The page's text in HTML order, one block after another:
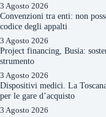
3 Agosto 2026
Convenzioni tra enti: non
codice degli appalti
3 Agosto 2026
Project financing, Busia:
strumento
3 Agosto 2026
Dispositivi medici. La
per le gare d’acquisto
3 Agosto 2026